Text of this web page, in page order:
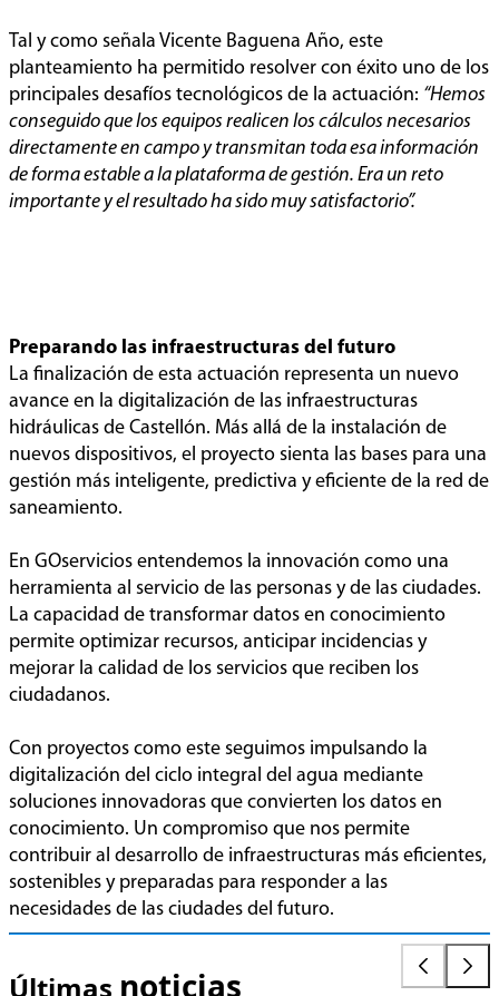
Tal y como señala Vicente Baguena Año, este
planteamiento ha permitido resolver con éxito uno de los
principales desafíos tecnológicos de la actuación: “Hemos
conseguido que los equipos realicen los cálculos necesarios
directamente en campo y transmitan toda esa información
de forma estable a la plataforma de gestión. Era un reto
importante y el resultado ha sido muy satisfactorio”.
Preparando las infraestructuras del futuro
La finalización de esta actuación representa un nuevo
avance en la digitalización de las infraestructuras
hidráulicas de Castellón. Más allá de la instalación de
nuevos dispositivos, el proyecto sienta las bases para una
gestión más inteligente, predictiva y eficiente de la red de
saneamiento.
En GOservicios entendemos la innovación como una
herramienta al servicio de las personas y de las ciudades.
La capacidad de transformar datos en conocimiento
permite optimizar recursos, anticipar incidencias y
mejorar la calidad de los servicios que reciben los
ciudadanos.
Con proyectos como este seguimos impulsando la
digitalización del ciclo integral del agua mediante
soluciones innovadoras que convierten los datos en
conocimiento. Un compromiso que nos permite
contribuir al desarrollo de infraestructuras más eficientes,
sostenibles y preparadas para responder a las
necesidades de las ciudades del futuro.
Últimas noticias
Cuando
los
datos
antes
08-
el
sector
hídrico
2026-
07-